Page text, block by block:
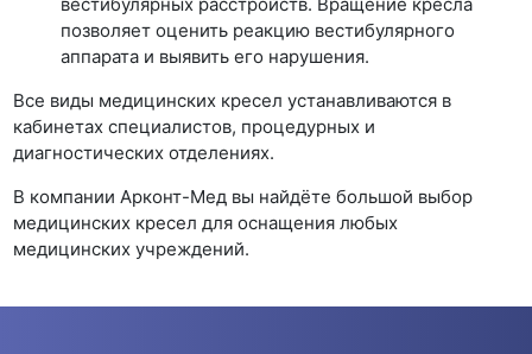
позволяет оценить реакцию вестибулярного
аппарата и выявить его нарушения.
Все виды медицинских кресел устанавливаются в
кабинетах специалистов, процедурных и
диагностических отделениях.
В компании Арконт-Мед вы найдёте большой выбор
медицинских кресел для оснащения любых
медицинских учреждений.